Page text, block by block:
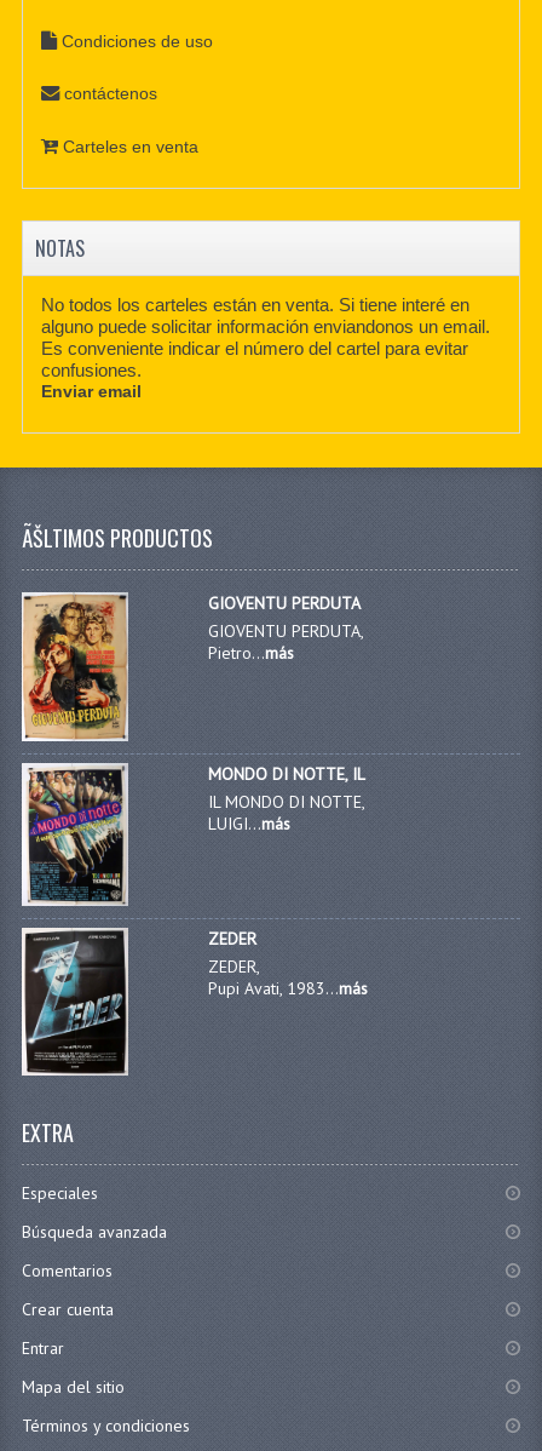
Condiciones de uso
contáctenos
Carteles en venta
NOTAS
No todos los carteles están en venta. Si tiene interé en
alguno puede solicitar información enviandonos un email.
Es conveniente indicar el número del cartel para evitar
confusiones.
Enviar email
ÃŠLTIMOS PRODUCTOS
GIOVENTU PERDUTA
GIOVENTU PERDUTA,
Pietro...más
MONDO DI NOTTE, IL
IL MONDO DI NOTTE,
LUIGI...más
ZEDER
ZEDER,
Pupi Avati, 1983...más
EXTRA
Especiales
Búsqueda avanzada
Comentarios
Crear cuenta
Entrar
Mapa del sitio
Términos y condiciones